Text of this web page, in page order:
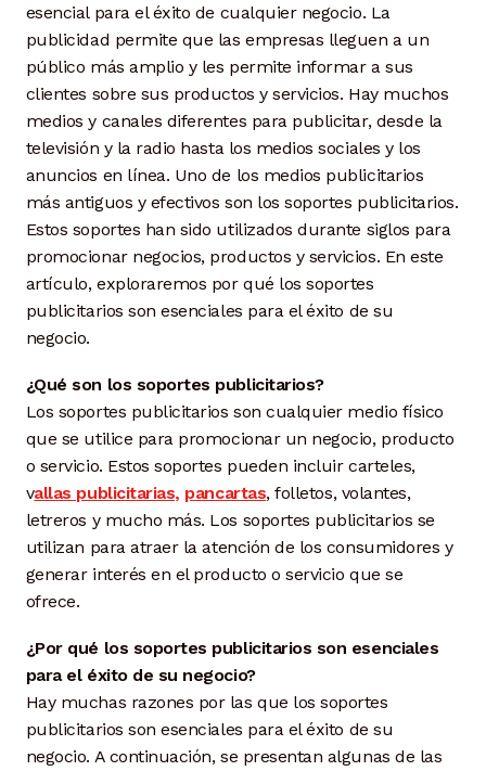
esencial para el éxito de cualquier negocio. La
publicidad permite que las empresas lleguen a un
público más amplio y les permite informar a sus
clientes sobre sus productos y servicios. Hay muchos
medios y canales diferentes para publicitar, desde la
televisión y la radio hasta los medios sociales y los
anuncios en línea. Uno de los medios publicitarios
más antiguos y efectivos son los soportes publicitarios.
Estos soportes han sido utilizados durante siglos para
promocionar negocios, productos y servicios. En este
artículo, exploraremos por qué los soportes
publicitarios son esenciales para el éxito de su
negocio.
¿Qué son los soportes publicitarios?
Los soportes publicitarios son cualquier medio físico
que se utilice para promocionar un negocio, producto
o servicio. Estos soportes pueden incluir carteles,
vallas publicitarias, pancartas, folletos, volantes,
letreros y mucho más. Los soportes publicitarios se
utilizan para atraer la atención de los consumidores y
generar interés en el producto o servicio que se
ofrece.
¿Por qué los soportes publicitarios son esenciales
para el éxito de su negocio?
Hay muchas razones por las que los soportes
publicitarios son esenciales para el éxito de su
negocio. A continuación, se presentan algunas de las